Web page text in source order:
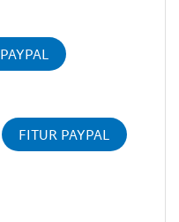
PAYPAL
FITUR PAYPAL